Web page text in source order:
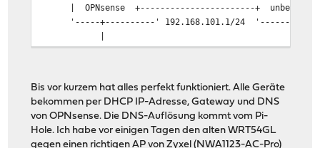
| OPNsense +-----------------------+ unbelegt
'-----+----------' 192.168.101.1/24
| LAN-Switch | (Netgear GS116Ev2)
'-+-+-+-+-+--'
| |
| | |
| |
| |
+---| AccessPoint 1 |
Bis vor kurzem hat alles perfekt funktioniert. Alle Geräte
bekommen per DHCP IP-Adresse, Gateway und DNS
von OPNsense. Die DNS-Auflösung kommt vom Pi-
Hole. Ich habe vor einigen Tagen den alten WRT54GL
gegen einen richtigen AP von Zyxel (NWA1123-AC-Pro)